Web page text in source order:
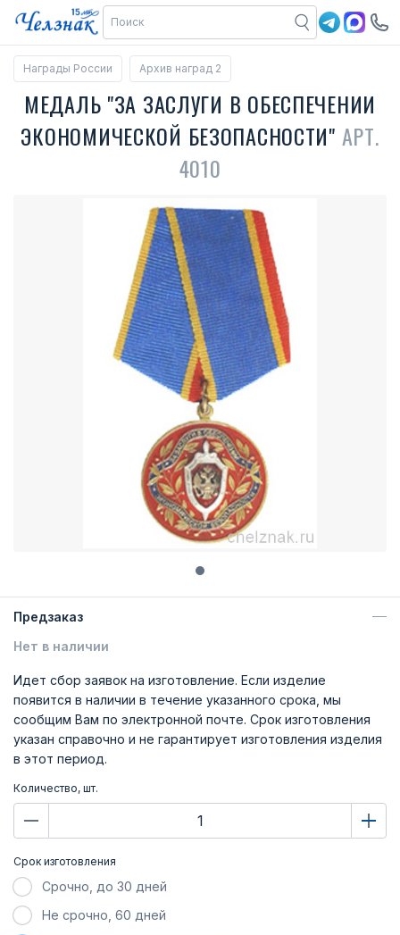
Награды России Архив наград 2
МЕДАЛЬ "ЗА ЗАСЛУГИ В ОБЕСПЕЧЕНИИ
ЭКОНОМИЧЕСКОЙ БЕЗОПАСНОСТИ" АРТ.
4010
Предзаказ
Нет в наличии
Идет сбор заявок на изготовление. Если изделие
появится в наличии в течение указанного срока, мы
сообщим Вам по электронной почте. Срок изготовления
указан справочно и не гарантирует изготовления изделия
в этот период.
Количество, шт.
Срок изготовления
Срочно, до 30 дней
Не срочно, 60 дней